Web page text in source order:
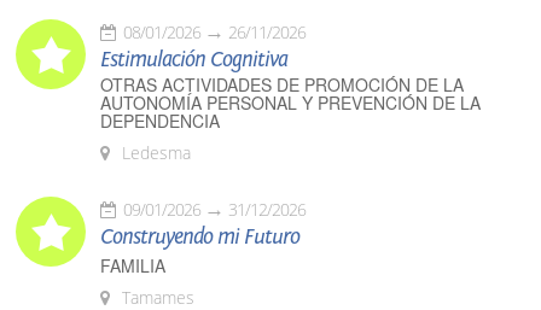
08/01/2026 26/11/2026
Estimulación Cognitiva
OTRAS ACTIVIDADES DE PROMOCIÓN DE LA
AUTONOMÍA PERSONAL Y PREVENCIÓN DE LA
DEPENDENCIA
Ledesma
09/01/2026 31/12/2026
Construyendo mi Futuro
FAMILIA
Tamames